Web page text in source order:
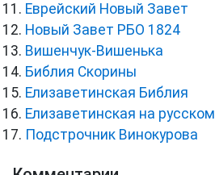
Еврейский Новый Завет
Новый Завет РБО 1824
Вишенчук-Вишенька
Библия Скорины
Елизаветинская Библия
Елизаветинская на русском
Подстрочник Винокурова